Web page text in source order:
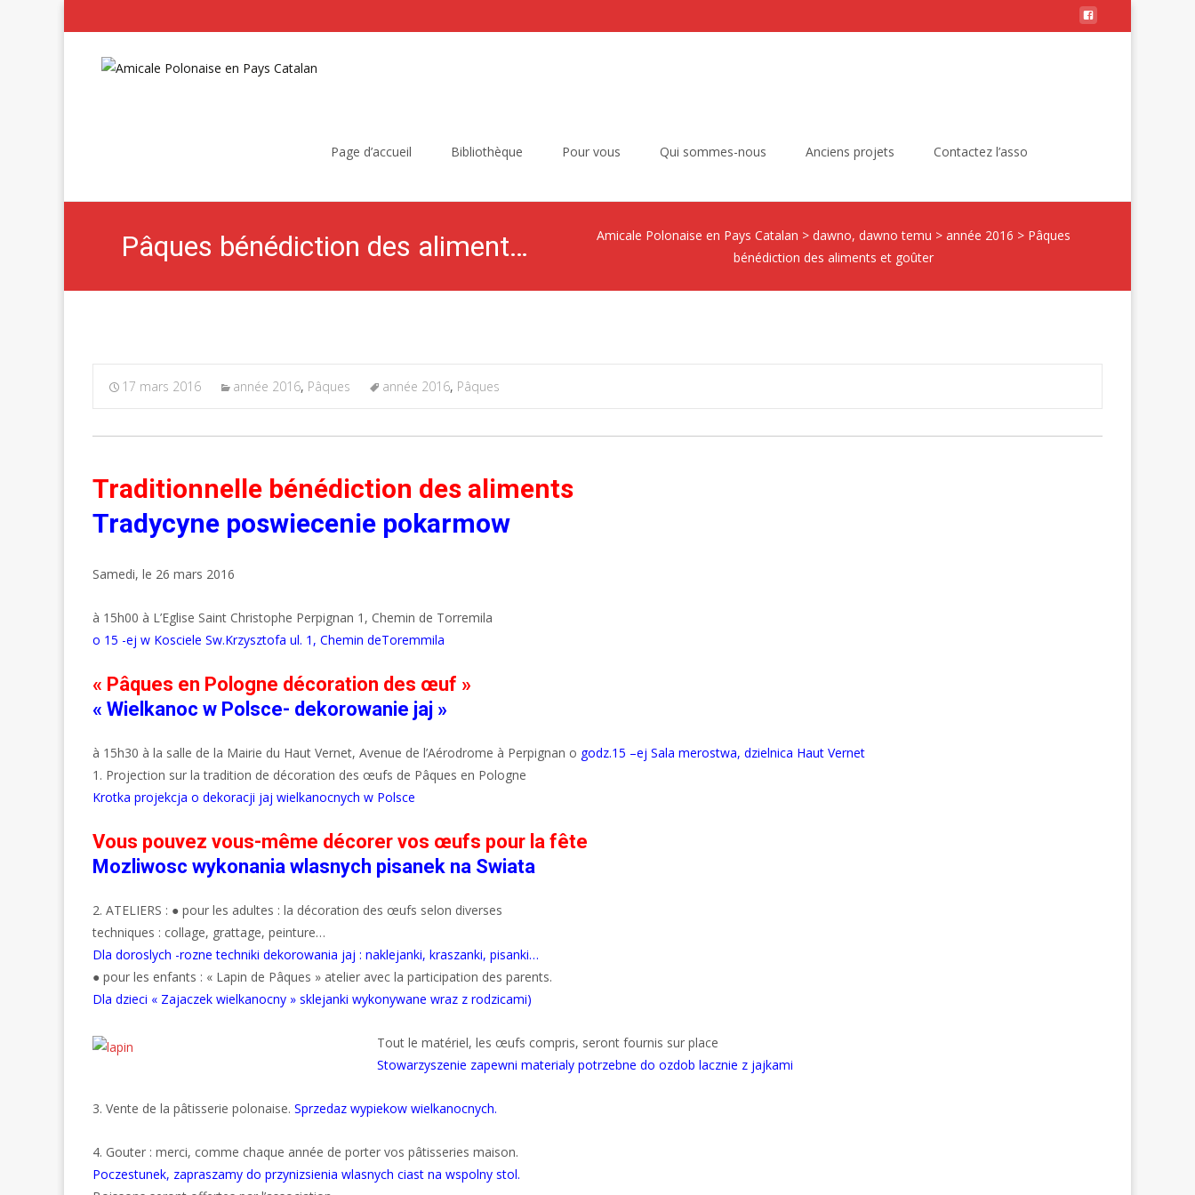
Page d’accueil Bibliothèque Pour vous Qui sommes-nous Anciens projets Contactez l’asso
Pâques bénédiction des aliments et goûter Amicale Polonaise en Pays Catalan > dawno, dawno temu > année 2016 > Pâques
bénédiction des aliments et goûter
17 mars 2016 année 2016, Pâques année 2016, Pâques
Traditionnelle bénédiction des aliments
Tradycyne poswiecenie pokarmow
Samedi, le 26 mars 2016
à 15h00 à L’Eglise Saint Christophe Perpignan 1, Chemin de Torremila
o 15 -ej w Kosciele Sw.Krzysztofa ul. 1, Chemin deToremmila
« Pâques en Pologne décoration des œuf »
« Wielkanoc w Polsce- dekorowanie jaj »
à 15h30 à la salle de la Mairie du Haut Vernet, Avenue de l’Aérodrome à Perpignan o godz.15 –ej Sala merostwa, dzielnica Haut Vernet
1. Projection sur la tradition de décoration des œufs de Pâques en Pologne
Krotka projekcja o dekoracji jaj wielkanocnych w Polsce
Vous pouvez vous-même décorer vos œufs pour la fête
Mozliwosc wykonania wlasnych pisanek na Swiata
2. ATELIERS : ● pour les adultes : la décoration des œufs selon diverses
techniques : collage, grattage, peinture…
Dla doroslych -rozne techniki dekorowania jaj : naklejanki, kraszanki, pisanki…
● pour les enfants : « Lapin de Pâques » atelier avec la participation des parents.
Dla dzieci « Zajaczek wielkanocny » sklejanki wykonywane wraz z rodzicami)
Tout le matériel, les œufs compris, seront fournis sur place
Stowarzyszenie zapewni materialy potrzebne do ozdob lacznie z jajkami
3. Vente de la pâtisserie polonaise. Sprzedaz wypiekow wielkanocnych.
4. Gouter : merci, comme chaque année de porter vos pâtisseries maison.
Poczestunek, zapraszamy do przynizsienia wlasnych ciast na wspolny stol.